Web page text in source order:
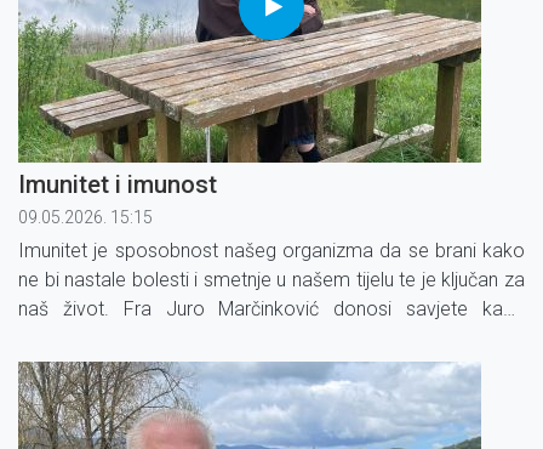
Imunitet i imunost
09.05.2026. 15:15
Imunitet je sposobnost našeg organizma da se brani kako
ne bi nastale bolesti i smetnje u našem tijelu te je ključan za
naš život. Fra Juro Marčinković donosi savjete kako